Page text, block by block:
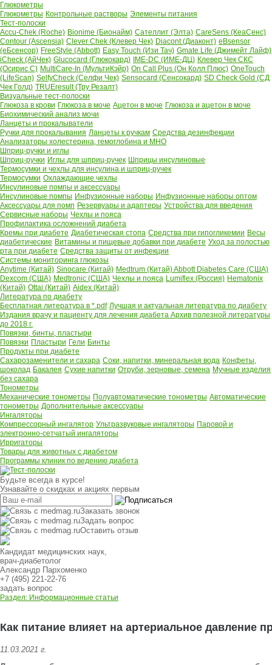
Глюкометры
Глюкометры Контрольные растворы Элементы питания
Тест-полоски
Accu-Chek (Roche) Bionime (Бионайм) Сателлит (Элта) CareSens (КеаСенс)
Contour (Ascensia) Clever Chek (Клевер Чек) Diacont (Диаконт) eBsensor
(еБсенсор) FreeStyle (Abbott) Easy Touch (Изи Тач) Gmate Life (Джимейт Лайф)
iCheck (АйЧек) Glucocard (Глюкокард) IME-DC (ИМЕ-ДЦ) Клевер Чек СКС
(Осирис С) MultiCare-In (МультиКэйр) On Call Plus (Он Колл Плюс) OneTouch
(LifeScan) SelfyCheck (Селфи Чек) Sensocard (Сенсокард) SD Check Gold (СД
Чек Голд) TRUEresult (Тру Резалт)
Визуальные тест-полоски
Глюкоза в крови Глюкоза в моче Ацетон в моче Глюкоза и ацетон в моче
Биохимический анализ мочи
Ланцеты и прокалыватели
Ручки для прокалывания Ланцеты к ручкам Средства дезинфекции
Анализаторы холестерина, гемоглобина и МНО
Шприц-ручки и иглы
Шприц-ручки Иглы для шприц-ручек Шприцы инсулиновые
Термосумки и чехлы для инсулина и шприц-ручек
Термосумки Охлаждающие чехлы
Инсулиновые помпы и аксессуары
Инсулиновые помпы Инфузионные наборы Инфузионные наборы оптом
Аксессуары для помп Резервуары и адаптеры Устройства для введения
Сервисные наборы Чехлы и пояса
Профилактика осложнений диабета
Кремы при диабете Диабетическая стопа Средства при гипогликемии Весы
диабетические Витамины и пищевые добавки при диабете Уход за полостью
рта при диабете Средства защиты от инфекции
Системы мониторинга глюкозы
Anytime (Китай) Sinocare (Китай) Medtrum (Китай)Abbott Diabetes Care (США)
Dexcom (США) Medtronic (США) Чехлы и пояса Lumiflex (Россия) Hematonix
(Китай) Ottai (Китай) Aidex (Китай)
Литература по диабету
Бесплатная литература в *.pdf Лучшая и актуальная литература по диабету
Издания врачу и пациенту для лечения диабета Архив полезной литературы
до 2018 г.
Повязки, бинты, пластыри
Повязки Пластыри Гели Бинты
Продукты при диабете
Сахарозаменители и сахара Соки, напитки, минеральная вода Конфеты,
шоколад Бакалея Сухие напитки Отруби, зерновые, семена Мучные изделия
без сахара
Тонометры
Механические тонометры Полуавтоматические тонометры Автоматические
тонометры Дополнительные аксессуары
Ингаляторы
Компрессорный ингалятор Ультразвуковые ингаляторы Паровой и
электронно-сетчатый ингаляторы
Ирригаторы
Товары для животных с диабетом
Программы клиник по ведению диабета
Будьте всегда в курсе!
Узнавайте о скидках и акциях первым
Заказать звонок
Задать вопрос
Оставить отзыв
Кандидат медицинских наук,
врач-диабетолог
Александр Пархоменко
+7 (495) 221-22-76
задать вопрос
Раздел: Информационные статьи
Как питание влияет на артериальное давление
11.03.2021 г.